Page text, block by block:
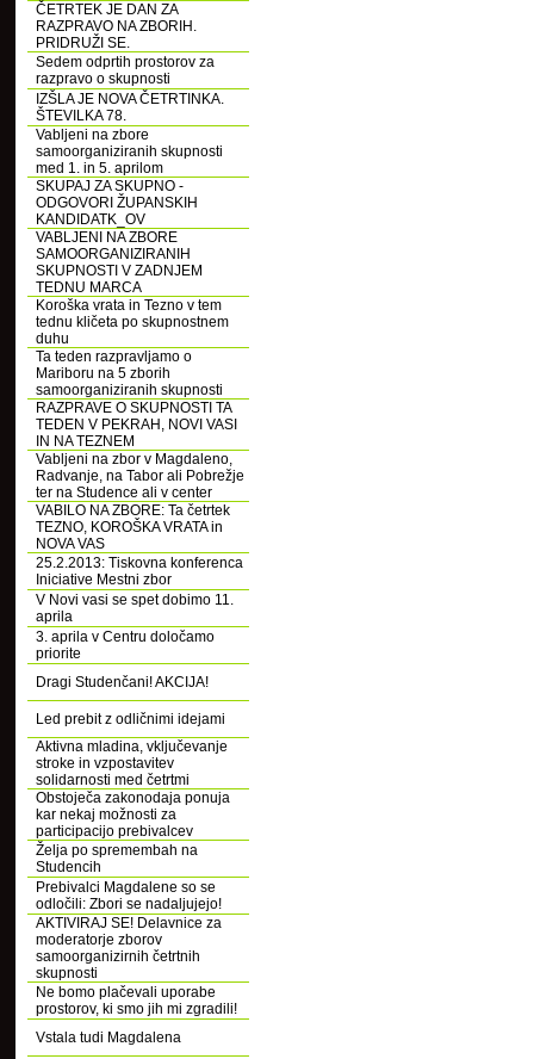
ČETRTEK JE DAN ZA
RAZPRAVO NA ZBORIH.
PRIDRUŽI SE.
Sedem odprtih prostorov za
razpravo o skupnosti
IZŠLA JE NOVA ČETRTINKA.
ŠTEVILKA 78.
Vabljeni na zbore
samoorganiziranih skupnosti
med 1. in 5. aprilom
SKUPAJ ZA SKUPNO -
ODGOVORI ŽUPANSKIH
KANDIDATK_OV
VABLJENI NA ZBORE
SAMOORGANIZIRANIH
SKUPNOSTI V ZADNJEM
TEDNU MARCA
Koroška vrata in Tezno v tem
tednu kličeta po skupnostnem
duhu
Ta teden razpravljamo o
Mariboru na 5 zborih
samoorganiziranih skupnosti
RAZPRAVE O SKUPNOSTI TA
TEDEN V PEKRAH, NOVI VASI
IN NA TEZNEM
Vabljeni na zbor v Magdaleno,
Radvanje, na Tabor ali Pobrežje
ter na Studence ali v center
VABILO NA ZBORE: Ta četrtek
TEZNO, KOROŠKA VRATA in
NOVA VAS
25.2.2013: Tiskovna konferenca
Iniciative Mestni zbor
V Novi vasi se spet dobimo 11.
aprila
3. aprila v Centru določamo
priorite
Dragi Studenčani! AKCIJA!
Led prebit z odličnimi idejami
Aktivna mladina, vključevanje
stroke in vzpostavitev
solidarnosti med četrtmi
Obstoječa zakonodaja ponuja
kar nekaj možnosti za
participacijo prebivalcev
Želja po spremembah na
Studencih
Prebivalci Magdalene so se
odločili: Zbori se nadaljujejo!
AKTIVIRAJ SE! Delavnice za
moderatorje zborov
samoorganizirnih četrtnih
skupnosti
Ne bomo plačevali uporabe
prostorov, ki smo jih mi zgradili!
Vstala tudi Magdalena